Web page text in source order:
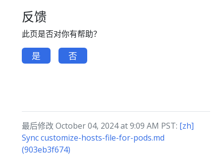
反馈
此页是否对你有帮助？
是 否
最后修改 October 04, 2024 at 9:09 AM PST: [zh]
Sync customize-hosts-file-for-pods.md
(903eb3f674)